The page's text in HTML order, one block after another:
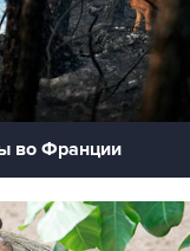
во Франции